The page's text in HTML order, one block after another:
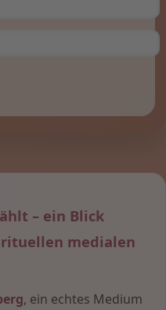
– ein Blick
medialen
, ein echtes Medium